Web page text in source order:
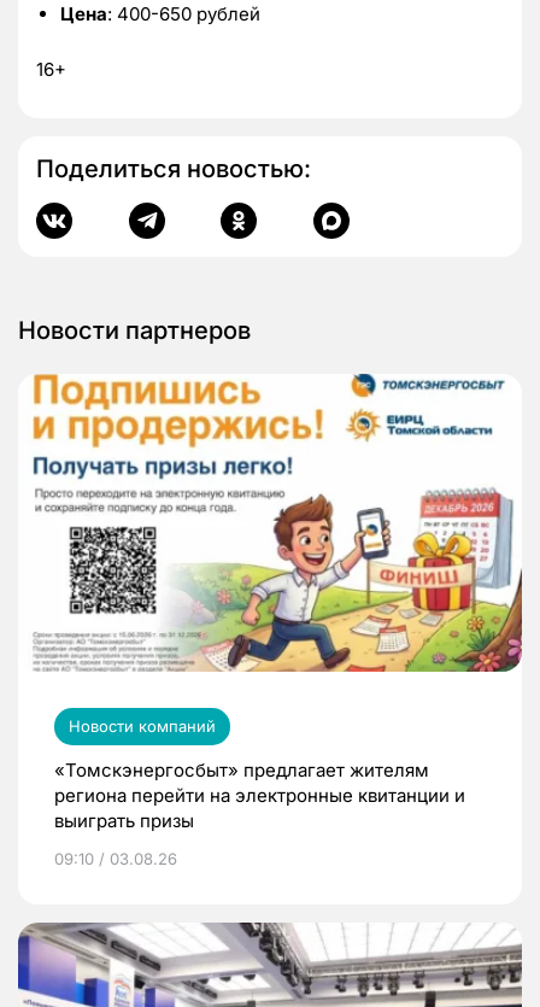
Цена: 400-650 рублей
16+
Поделиться новостью:
Новости партнеров
Новости компаний
«Томскэнергосбыт» предлагает жителям
региона перейти на электронные квитанции и
выиграть призы
09:10 / 03.08.26